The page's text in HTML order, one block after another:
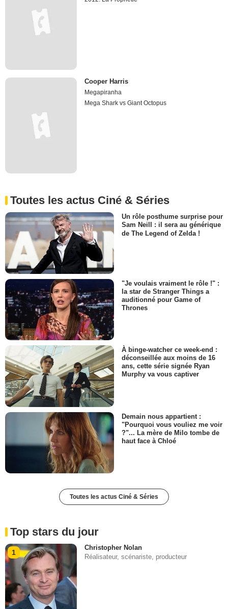
Cooper Harris
Megapiranha
Mega Shark vs Giant Octopus
Toutes les actus Ciné & Séries
Un rôle posthume surprise pour
Sam Neill : il sera au générique
de The Legend of Zelda !
"Je voulais vraiment le rôle !" :
la star de Stranger Things a
auditionné pour Game of
Thrones
À binge-watcher ce week-end :
déconseillée aux moins de 16
ans, cette série signée Ryan
Murphy va vous captiver
Demain nous appartient :
"Pourquoi vous vouliez me voir
?"... La mère de Milo tombe de
haut face à Chloé
Toutes les actus Ciné & Séries
Top stars du jour
1
Christopher Nolan
Réalisateur, scénariste, producteur